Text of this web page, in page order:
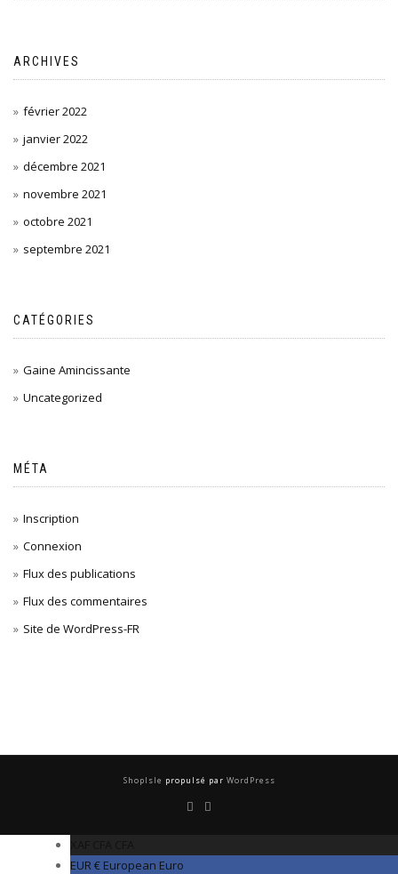
ARCHIVES
février 2022
janvier 2022
décembre 2021
novembre 2021
octobre 2021
septembre 2021
CATÉGORIES
Gaine Amincissante
Uncategorized
MÉTA
Inscription
Connexion
Flux des publications
Flux des commentaires
Site de WordPress-FR
ShopIsle propulsé par WordPress
EUR € European Euro